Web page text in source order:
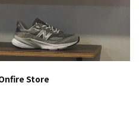
Store